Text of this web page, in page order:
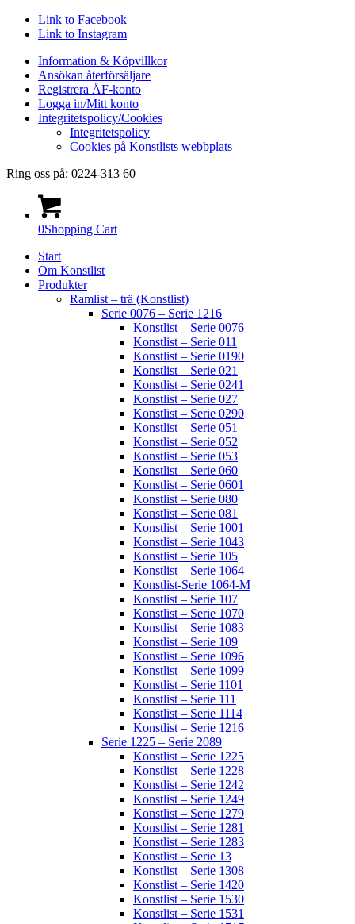
Link to Facebook
Link to Instagram
Information & Köpvillkor
Ansökan återförsäljare
Registrera ÅF-konto
Logga in/Mitt konto
Integritetspolicy/Cookies
Integritetspolicy
Cookies på Konstlists webbplats
Ring oss på: 0224-313 60
0Shopping Cart
Start
Om Konstlist
Produkter
Ramlist – trä (Konstlist)
Serie 0076 – Serie 1216
Konstlist – Serie 0076
Konstlist – Serie 011
Konstlist – Serie 0190
Konstlist – Serie 021
Konstlist – Serie 0241
Konstlist – Serie 027
Konstlist – Serie 0290
Konstlist – Serie 051
Konstlist – Serie 052
Konstlist – Serie 053
Konstlist – Serie 060
Konstlist – Serie 0601
Konstlist – Serie 080
Konstlist – Serie 081
Konstlist – Serie 1001
Konstlist – Serie 1043
Konstlist – Serie 105
Konstlist – Serie 1064
Konstlist-Serie 1064-M
Konstlist – Serie 107
Konstlist – Serie 1070
Konstlist – Serie 1083
Konstlist – Serie 109
Konstlist – Serie 1096
Konstlist – Serie 1099
Konstlist – Serie 1101
Konstlist – Serie 111
Konstlist – Serie 1114
Konstlist – Serie 1216
Serie 1225 – Serie 2089
Konstlist – Serie 1225
Konstlist – Serie 1228
Konstlist – Serie 1242
Konstlist – Serie 1249
Konstlist – Serie 1279
Konstlist – Serie 1281
Konstlist – Serie 1283
Konstlist – Serie 13
Konstlist – Serie 1308
Konstlist – Serie 1420
Konstlist – Serie 1530
Konstlist – Serie 1531